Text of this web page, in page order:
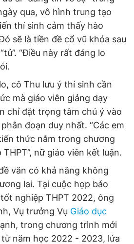
qua, vô hình trung tạo
thí sinh cảm thấy hào
sẽ là tiền đề cổ vũ khóa sau
“Điều này rất đáng lo
cô Thu lưu ý thí sinh cần
mà giáo viên giảng dạy
chỉ đặt trọng tâm chú ý vào
đoạn duy nhất. “Các em
thức nằm trong chương
nữ giáo viên kết luận.
văn có khả năng không
lai. Tại cuộc họp báo
nghiệp THPT 2022, ông
Vụ trưởng Vụ Giáo dục
trong chương trình mới
năm học 2022 - 2023, lứa